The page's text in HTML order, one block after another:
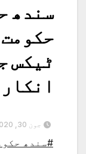
سندھ
ٹیکس
انکار
جون 30, 2020
#سندھ